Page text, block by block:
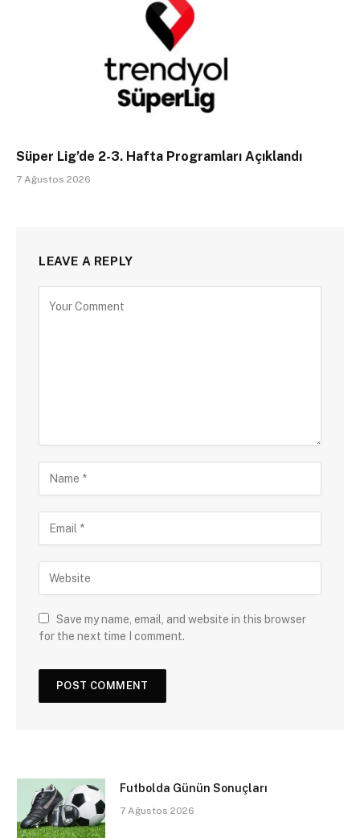
Süper Lig’de 2-3. Hafta Programları Açıklandı
7 Ağustos 2026
LEAVE A REPLY
Save my name, email, and website in this browser
for the next time I comment.
Futbolda Günün Sonuçları
7 Ağustos 2026